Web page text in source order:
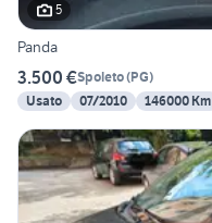
5
Panda
3.500 €Spoleto(PG)
Usato
07/2010 146000 Km